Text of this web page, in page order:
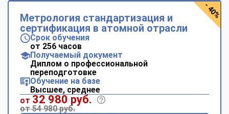
Метрология стандартизация и
сертификация в атомной отрасли
Срок обучения
от 256 часов
Получаемый документ
Диплом о профессиональной
переподготовке
Обучение на базе
Высшее, среднее
от 32 980 руб.
от 54 980 руб.
- 40%